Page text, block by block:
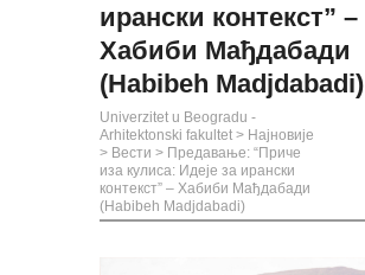
ирански контекст” –
Хабиби Мађдабади
(Habibeh Madjdabadi)
Univerzitet u Beogradu -
Arhitektonski fakultet > Најновије
> Вести > Предавање: “Приче
иза кулиса: Идеје за ирански
контекст” – Хабиби Мађдабади
(Habibeh Madjdabadi)